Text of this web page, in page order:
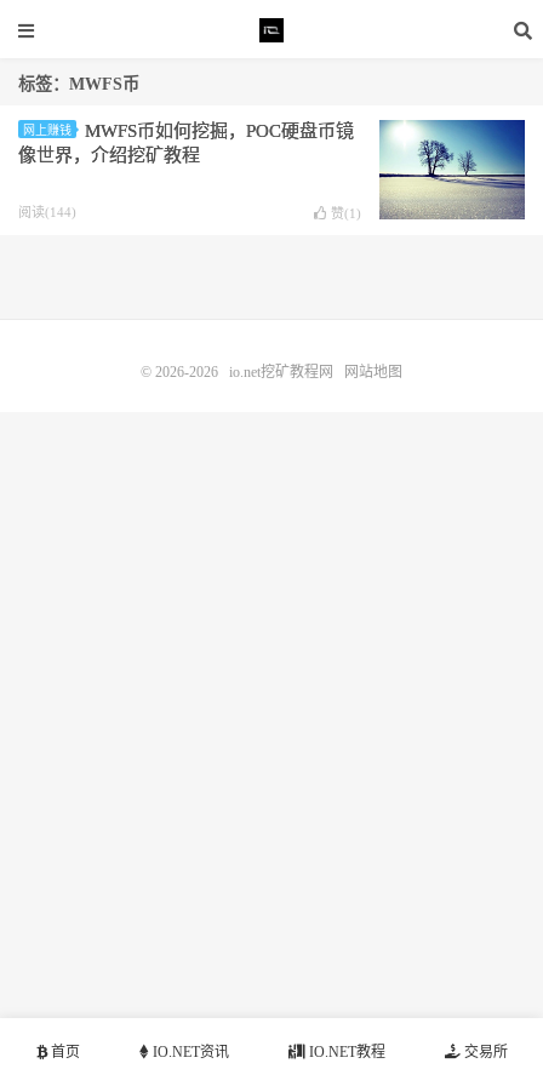
标签：MWFS币
网上赚钱
MWFS币如何挖掘，POC硬盘币镜
像世界，介绍挖矿教程
阅读(144) 赞(1 )
首页 IO.NET资讯 IO.NET教程 交易所
© 2026-2026 io.net挖矿教程网 网站地图